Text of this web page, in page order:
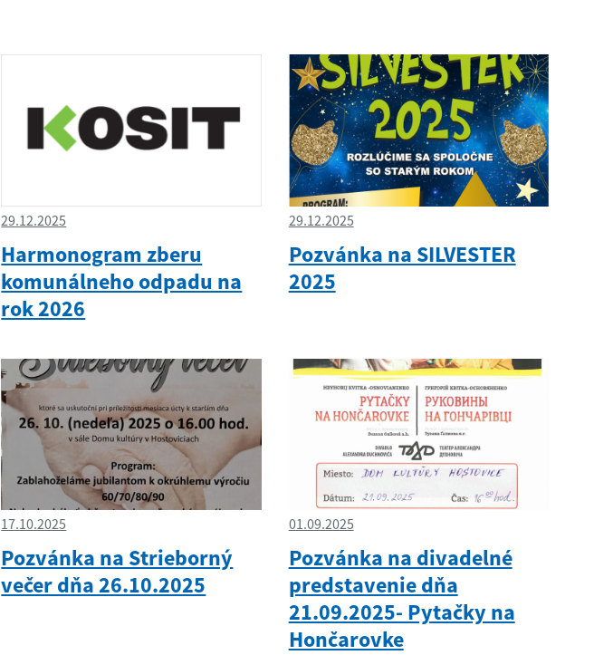
29.12.2025
Harmonogram zberu
komunálneho odpadu na
rok 2026
29.12.2025
Pozvánka na SILVESTER
2025
17.10.2025
Pozvánka na Strieborný
večer dňa 26.10.2025
01.09.2025
Pozvánka na divadelné
predstavenie dňa
21.09.2025- Pytačky na
Hončarovke